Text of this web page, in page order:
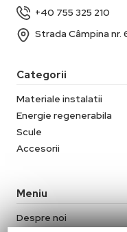
+40 755 325 210
Strada Câmpina
Categorii
Materiale instalatii
Energie regenerabila
Scule
Accesorii
Meniu
Despre noi